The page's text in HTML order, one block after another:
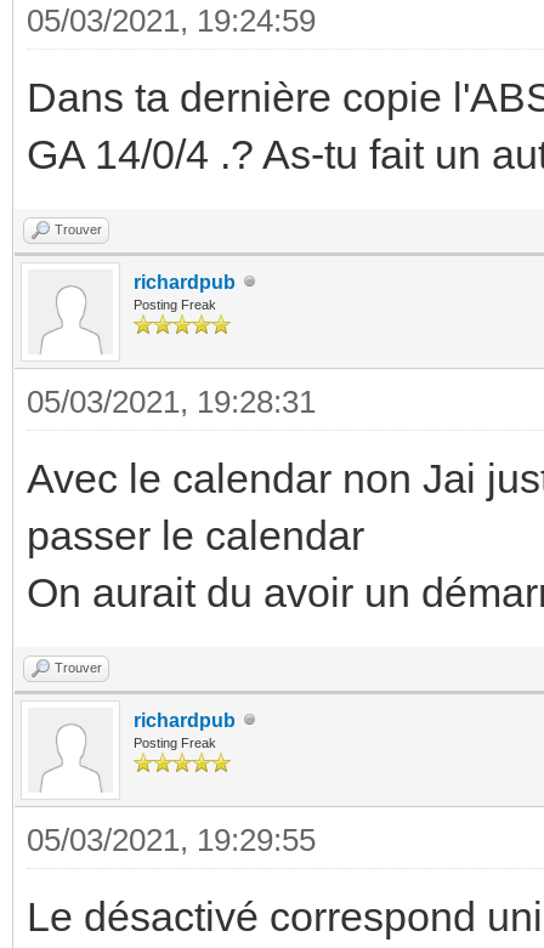
05/03/2021, 19:24:59
Dans ta dernière copie
GA 14/0/4 .? As-tu fait un
Trouver
richardpub
Posting Freak
05/03/2021, 19:28:31
Avec le calendar non Jai
passer le calendar
On aurait du avoir un
Trouver
richardpub
Posting Freak
05/03/2021, 19:29:55
Le désactivé correspond